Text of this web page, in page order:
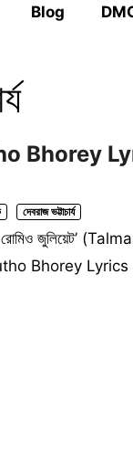
Blog
Bhorey
দেবরাজ ভট্টাচার্য
রোমিও জুলিয়েট’
Bhorey Lyrics